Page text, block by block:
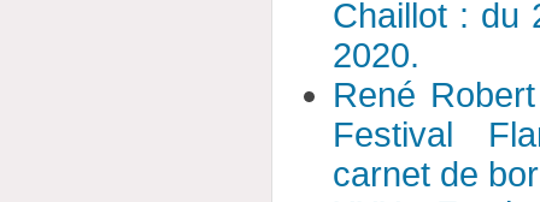
Chaillot : du
2020.
René
Festival
carnet de